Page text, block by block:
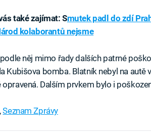
také zajímat: Smutek padl do zdí
kolaborantů nejsme
něj mimo řady dalších patrné
Kubišova bomba. Blatník nebyl na autě
opravená. Dalším prvkem bylo i
Seznam Zprávy